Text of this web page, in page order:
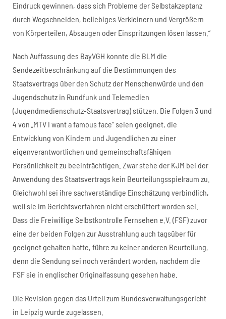
Eindruck gewinnen, dass sich Probleme der Selbstakzeptanz
durch Wegschneiden, beliebiges Verkleinern und Vergrößern
von Körperteilen, Absaugen oder Einspritzungen lösen lassen.“
Nach Auffassung des BayVGH konnte die BLM die
Sendezeitbeschränkung auf die Bestimmungen des
Staatsvertrags über den Schutz der Menschenwürde und den
Jugendschutz in Rundfunk und Telemedien
(Jugendmedienschutz-Staatsvertrag) stützen. Die Folgen 3 und
4 von „MTV I want a famous face“ seien geeignet, die
Entwicklung von Kindern und Jugendlichen zu einer
eigenverantwortlichen und gemeinschaftsfähigen
Persönlichkeit zu beeinträchtigen. Zwar stehe der KJM bei der
Anwendung des Staatsvertrags kein Beurteilungsspielraum zu.
Gleichwohl sei ihre sachverständige Einschätzung verbindlich,
weil sie im Gerichtsverfahren nicht erschüttert worden sei.
Dass die Freiwillige Selbstkontrolle Fernsehen e.V. (FSF) zuvor
eine der beiden Folgen zur Ausstrahlung auch tagsüber für
geeignet gehalten hatte, führe zu keiner anderen Beurteilung,
denn die Sendung sei noch verändert worden, nachdem die
FSF sie in englischer Originalfassung gesehen habe.
Die Revision gegen das Urteil zum Bundesverwaltungsgericht
in Leipzig wurde zugelassen.